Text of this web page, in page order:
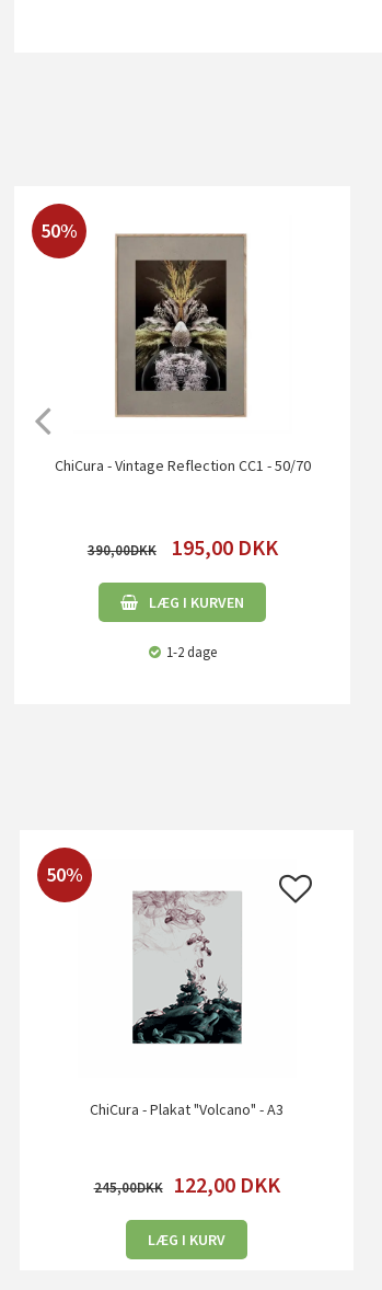
50%
ChiCura - Vintage Reflection CC1 - 50/70
390,00 195,00 DKK
LÆG I KURVEN
1-2 dage
50%
ChiCura - Plakat "Volcano" - A3
245,00 122,00 DKK
LÆG I KURV